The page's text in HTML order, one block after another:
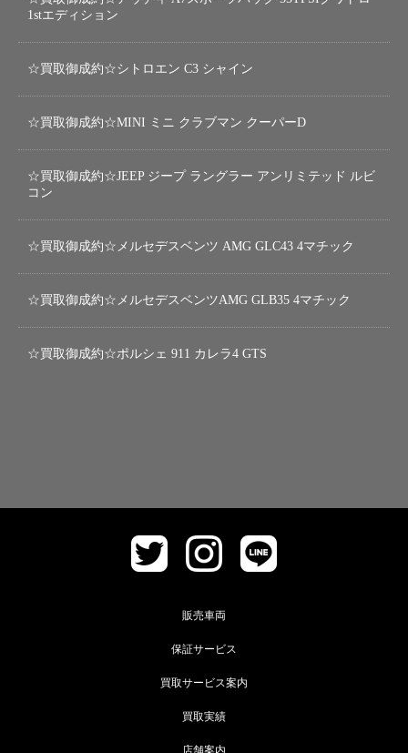
1stエディション
☆買取御成約☆シトロエン C3 シャイン
☆買取御成約☆MINI ミニ クラブマン クーパーD
☆買取御成約☆JEEP ジープ ラングラー アンリミテッド ルビ
コン
☆買取御成約☆メルセデスベンツ AMG GLC43 4マチック
☆買取御成約☆メルセデスベンツAMG GLB35 4マチック
☆買取御成約☆ポルシェ 911 カレラ4 GTS
販売車両
保証サービス
買取サービス案内
買取実績